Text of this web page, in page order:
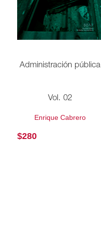
Administración pública
Vol. 02
Enrique Cabrero
$280